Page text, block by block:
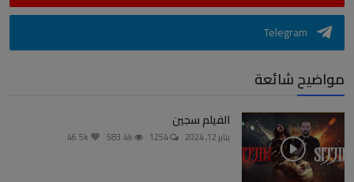
Telegram
مواضيح شائعة
الفيلم سجين
يناير 12, 2024